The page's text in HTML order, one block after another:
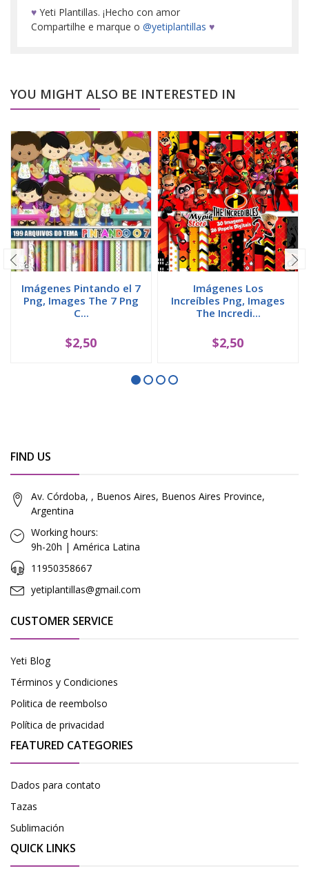
♥ Yeti Plantillas. ¡Hecho con amor
Compartilhe e marque o @yetiplantillas ♥
YOU MIGHT ALSO BE INTERESTED IN
Imágenes Pintando el 7
Png, Images The 7 Png
C...
$2,50
Imágenes Los
Increíbles Png, Images
The Incredi...
$2,50
FIND US
Av. Córdoba, , Buenos Aires, Buenos Aires Province,
Argentina
Working hours:
9h-20h | América Latina
11950358667
yetiplantillas@gmail.com
CUSTOMER SERVICE
Yeti Blog
Términos y Condiciones
Politica de reembolso
Política de privacidad
FEATURED CATEGORIES
Dados para contato
Tazas
Sublimación
QUICK LINKS